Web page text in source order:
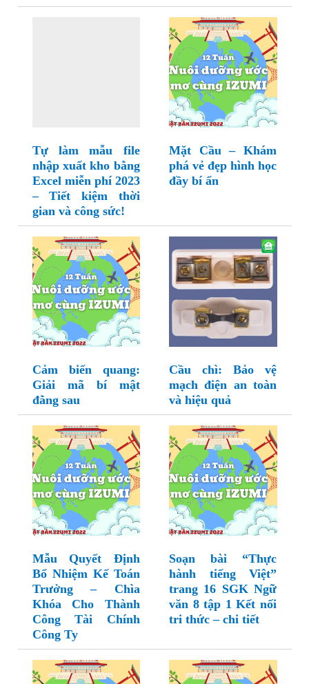
Tự làm mẫu file
nhập xuất kho bằng
Excel miễn phí 2023
– Tiết kiệm thời
gian và công sức!
Mặt Cầu – Khám
phá vẻ đẹp hình học
đầy bí ẩn
Cảm biến quang:
Giải mã bí mật
đằng sau
Cầu chì: Bảo vệ
mạch điện an toàn
và hiệu quả
Mẫu Quyết Định
Bổ Nhiệm Kế Toán
Trưởng – Chìa
Khóa Cho Thành
Công Tài Chính
Công Ty
Soạn bài “Thực
hành tiếng Việt”
trang 16 SGK Ngữ
văn 8 tập 1 Kết nối
tri thức – chi tiết